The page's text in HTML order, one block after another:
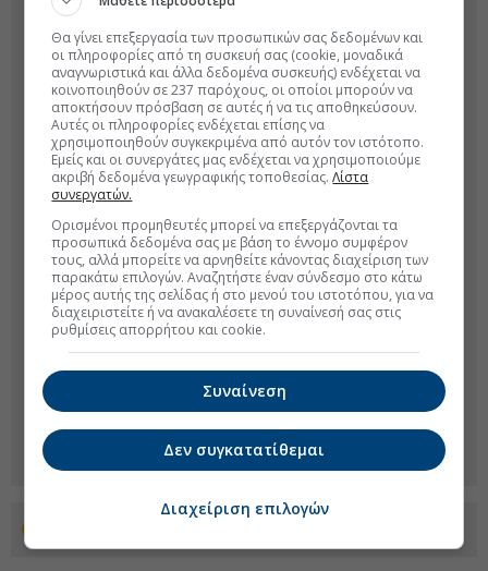
Θα γίνει επεξεργασία των προσωπικών σας δεδομένων και
οι πληροφορίες από τη συσκευή σας (cookie, μοναδικά
αναγνωριστικά και άλλα δεδομένα συσκευής) ενδέχεται να
κοινοποιηθούν σε 237 παρόχους, οι οποίοι μπορούν να
αποκτήσουν πρόσβαση σε αυτές ή να τις αποθηκεύσουν.
Αυτές οι πληροφορίες ενδέχεται επίσης να
χρησιμοποιηθούν συγκεκριμένα από αυτόν τον ιστότοπο.
Εμείς και οι συνεργάτες μας ενδέχεται να χρησιμοποιούμε
ακριβή δεδομένα γεωγραφικής τοποθεσίας.Λίστα
συνεργατών.
Ορισμένοι προμηθευτές μπορεί να επεξεργάζονται τα
προσωπικά δεδομένα σας με βάση το έννομο συμφέρον
τους, αλλά μπορείτε να αρνηθείτε κάνοντας διαχείριση των
παρακάτω επιλογών. Αναζητήστε έναν σύνδεσμο στο κάτω
μέρος αυτής της σελίδας ή στο μενού του ιστοτόπου, για να
διαχειριστείτε ή να ανακαλέσετε τη συναίνεσή σας στις
ρυθμίσεις απορρήτου και cookie.
Συναίνεση
Δεν συγκατατίθεμαι
Διαχείριση επιλογών